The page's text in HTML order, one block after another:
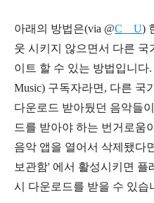
아래의 방법은(via @C__U)
웃 시키지 않으면서 다른 국
이트 할 수 있는 방법입니다.
Music) 구독자라면, 다른 국
다운로드 받아뒀던 음악들
드를 받아야 하는 번거로움
음악 앱을 열어서 삭제됐다
보관함' 에서 활성시키면 플
시 다운로드를 받을 수 있습